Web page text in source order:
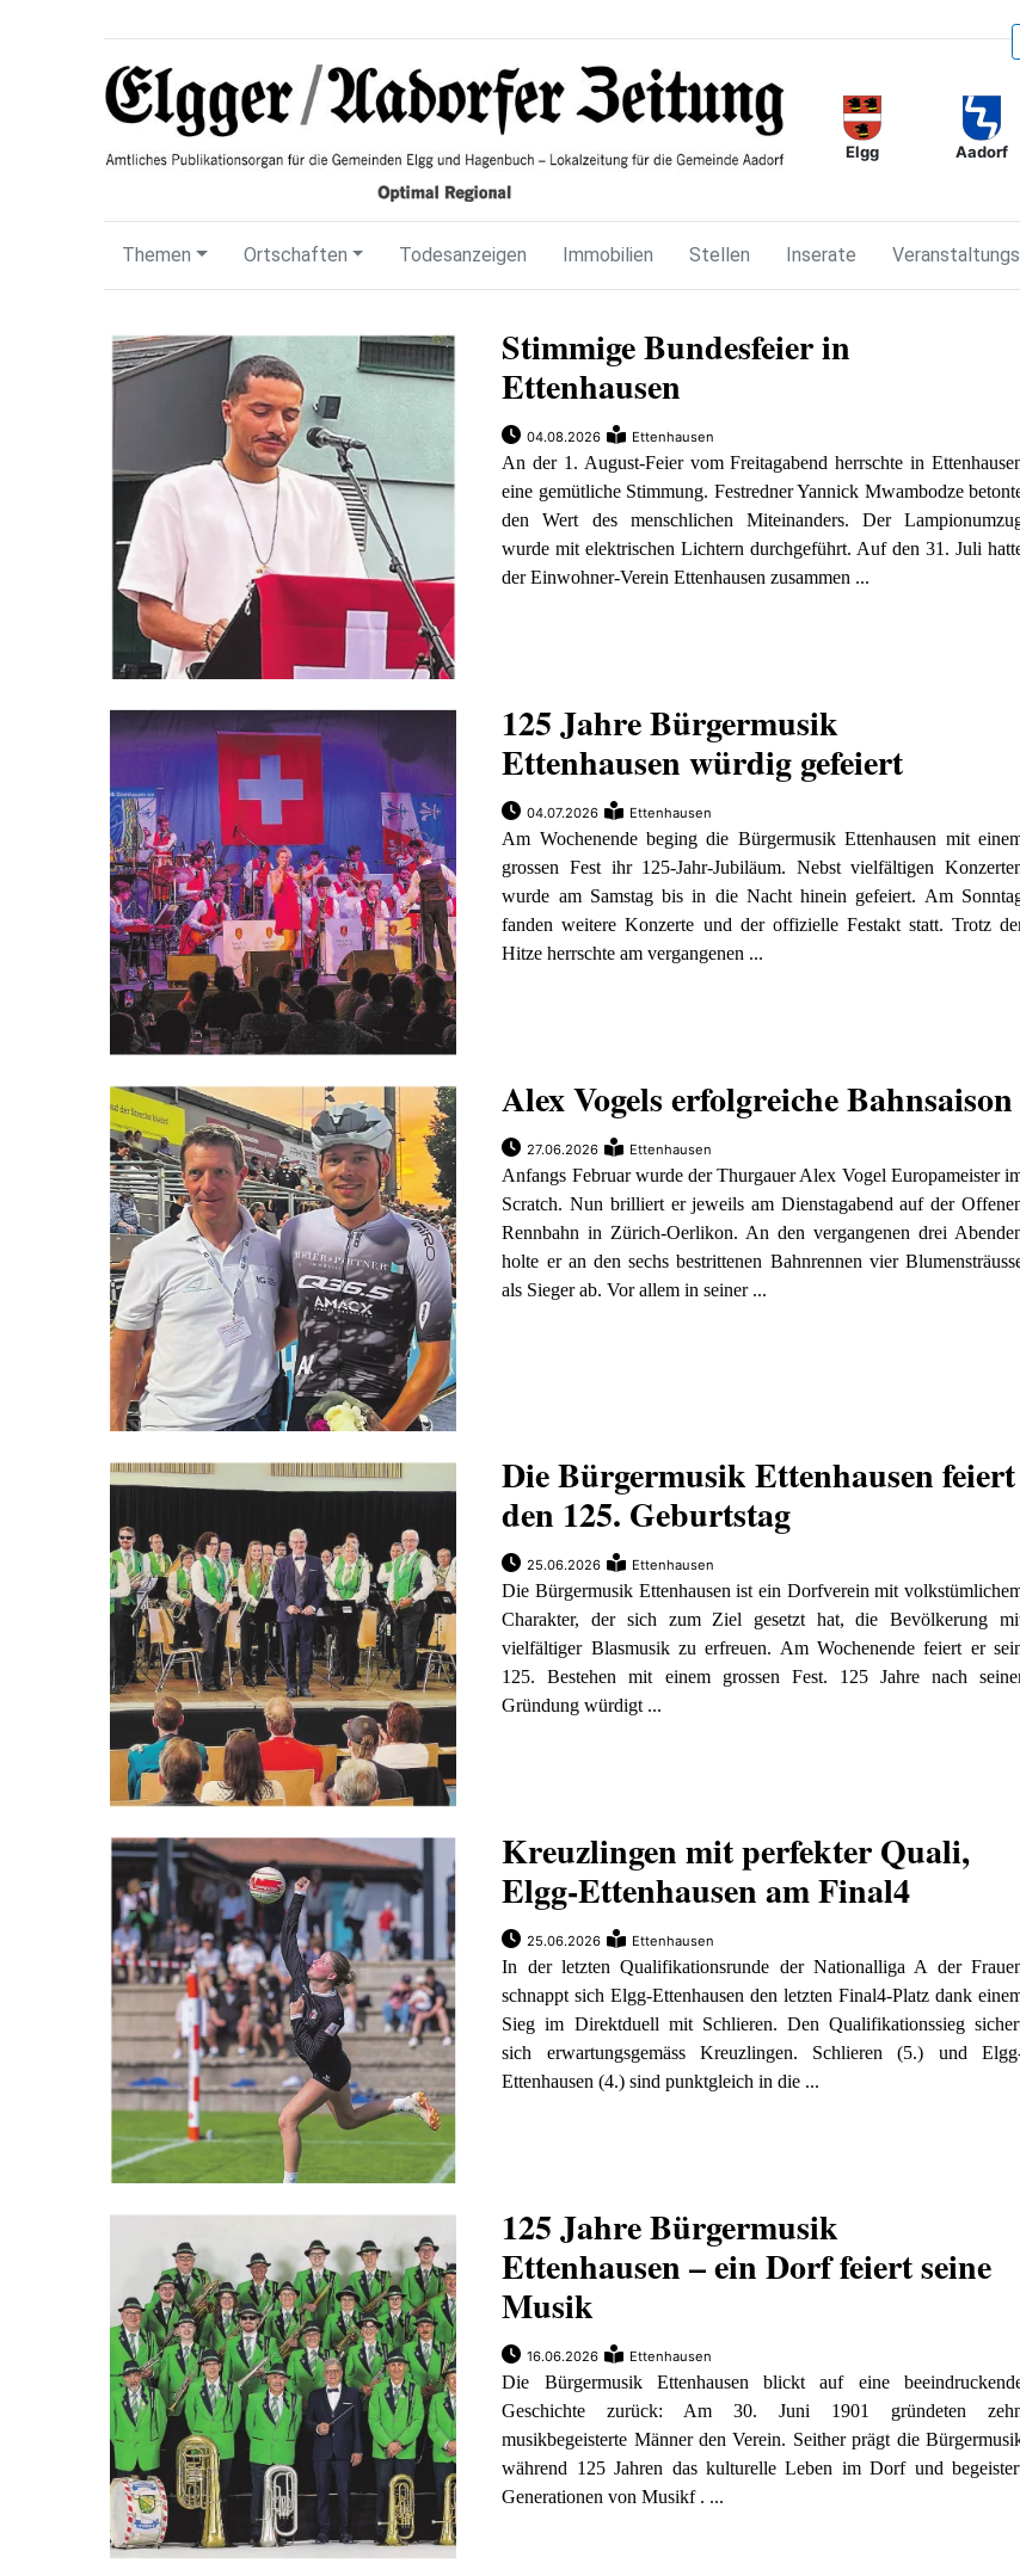
Elgg Aadorf
Themen Ortschaften Todesanzeigen Immobilien Stellen Inserate
Stimmige Bundesfeier in
Ettenhausen
04.08.2026 Ettenhausen
An der 1. August-Feier vom Freitagabend herrschte in
eine gemütliche Stimmung. Festredner Yannick Mwambodze
den Wert des menschlichen Miteinanders. Der
wurde mit elektrischen Lichtern durchgeführt. Auf den 31. Juli
der Einwohner-Verein Ettenhausen zusammen ...
125 Jahre Bürgermusik
Ettenhausen würdig gefeiert
04.07.2026 Ettenhausen
Am Wochenende beging die Bürgermusik Ettenhausen mit
grossen Fest ihr 125-Jahr-Jubiläum. Nebst vielfältigen
wurde am Samstag bis in die Nacht hinein gefeiert. Am
fanden weitere Konzerte und der offizielle Festakt statt. Trotz
Hitze herrschte am vergangenen ...
Alex Vogels erfolgreiche Bahnsaison
27.06.2026 Ettenhausen
Anfangs Februar wurde der Thurgauer Alex Vogel Europameister
Scratch. Nun brilliert er jeweils am Dienstagabend auf der
Rennbahn in Zürich-Oerlikon. An den vergangenen drei
holte er an den sechs bestrittenen Bahnrennen vier
als Sieger ab. Vor allem in seiner ...
Die Bürgermusik Ettenhausen feiert
den 125. Geburtstag
25.06.2026 Ettenhausen
Die Bürgermusik Ettenhausen ist ein Dorfverein mit
Charakter, der sich zum Ziel gesetzt hat, die Bevölkerung
vielfältiger Blasmusik zu erfreuen. Am Wochenende feiert er
125. Bestehen mit einem grossen Fest. 125 Jahre nach
Gründung würdigt ...
Kreuzlingen mit perfekter Quali,
Elgg-Ettenhausen am Final4
25.06.2026 Ettenhausen
In der letzten Qualifikationsrunde der Nationalliga A der
schnappt sich Elgg-Ettenhausen den letzten Final4-Platz dank
Sieg im Direktduell mit Schlieren. Den Qualifikationssieg
sich erwartungsgemäss Kreuzlingen. Schlieren (5.) und
Ettenhausen (4.) sind punktgleich in die ...
125 Jahre Bürgermusik
Ettenhausen – ein Dorf feiert seine
Musik
16.06.2026 Ettenhausen
Die Bürgermusik Ettenhausen blickt auf eine
Geschichte zurück: Am 30. Juni 1901 gründeten
musikbegeisterte Männer den Verein. Seither prägt die
während 125 Jahren das kulturelle Leben im Dorf und
Generationen von Musikf . ...